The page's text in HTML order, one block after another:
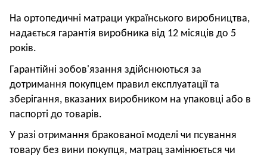
На ортопедичні матраци українського виробництва,
надається гарантія виробника від 12 місяців до 5
років.
Гарантійні зобов'язання здійснюються за
дотримання покупцем правил експлуатації та
зберігання, вказаних виробником на упаковці або в
паспорті до товарів.
У разі отримання бракованої моделі чи псування
товару без вини покупця, матрац замінюється чи